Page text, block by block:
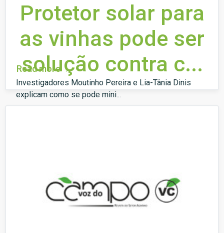
Protetor solar para
as vinhas pode ser
solução contra c...
Investigadores Moutinho Pereira e Lia-Tânia Dinis
explicam como se pode mini...
Read more